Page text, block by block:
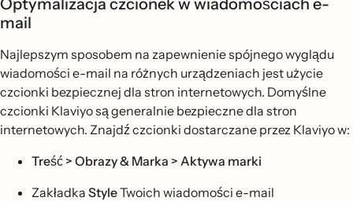
Optymalizacja czcionek w wiadomościach e-
mail
Najlepszym sposobem na zapewnienie spójnego wyglądu
wiadomości e-mail na różnych urządzeniach jest użycie
czcionki bezpiecznej dla stron internetowych. Domyślne
czcionki Klaviyo są generalnie bezpieczne dla stron
internetowych. Znajdź czcionki dostarczane przez Klaviyo w:
Treść > Obrazy & Marka > Aktywa marki
Zakładka StyleTwoich wiadomości e-mail